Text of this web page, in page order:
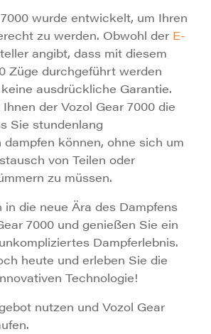
wurde entwickelt, um Ihren
zu werden. Obwohl der E-
angibt, dass mit diesem
Züge durchgeführt werden
ausdrückliche Garantie.
der Vozol Gear 7000 die
Sie stundenlang
können, ohne sich um
von Teilen oder
zu müssen.
in die neue Ära des Dampfens
7000 und genießen Sie ein
Dampferlebnis.
heute und erleben Sie die
Technologie!
nutzen und Vozol Gear